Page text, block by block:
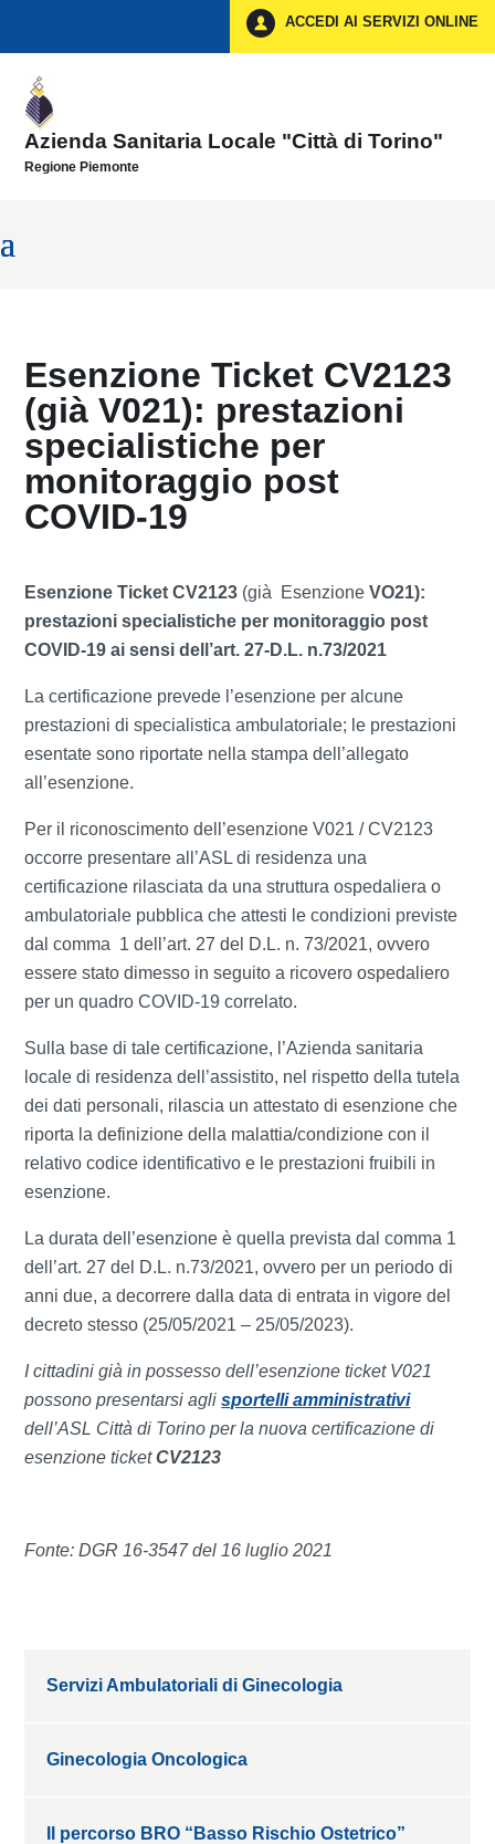
ACCEDI AI SERVIZI ONLINE
Azienda Sanitaria Locale "Città di Torino"
Regione Piemonte
Esenzione Ticket CV2123
(già V021): prestazioni
specialistiche per
monitoraggio post
COVID-19
Esenzione Ticket CV2123 (già EsenzioneVO21):
prestazioni specialistiche per monitoraggio post
COVID-19 ai sensi dell’art. 27-D.L. n.73/2021
La certificazione prevede l’esenzione per alcune
prestazioni di specialistica ambulatoriale; le prestazioni
esentate sono riportate nella stampa dell’allegato
all’esenzione.
Per il riconoscimento dell’esenzione V021 / CV2123
occorre presentare all’ASL di residenza una
certificazione rilasciata da una struttura ospedaliera o
ambulatoriale pubblica che attesti le condizioni previste
dal comma 1 dell’art. 27 del D.L. n. 73/2021, ovvero
essere stato dimesso in seguito a ricovero ospedaliero
per un quadro COVID-19 correlato.
Sulla base di tale certificazione, l’Azienda sanitaria
locale di residenza dell’assistito, nel rispetto della tutela
dei dati personali, rilascia un attestato di esenzione che
riporta la definizione della malattia/condizione con il
relativo codice identificativo e le prestazioni fruibili in
esenzione.
La durata dell’esenzione è quella prevista dal comma 1
dell’art. 27 del D.L. n.73/2021, ovvero per un periodo di
anni due, a decorrere dalla data di entrata in vigore del
decreto stesso (25/05/2021 – 25/05/2023).
I cittadini già in possesso dell’esenzione ticket V021
possono presentarsi aglisportelli amministrativi
dell’ASL Città di Torino per la nuova certificazione di
esenzione ticketCV2123
Fonte: DGR 16-3547 del 16 luglio 2021
Servizi Ambulatoriali di Ginecologia
Ginecologia Oncologica
Il percorso BRO “Basso Rischio Ostetrico”